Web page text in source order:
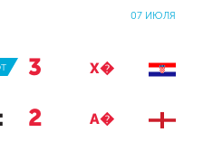
07 ИЮЛЯ
3 Х�
2 А�